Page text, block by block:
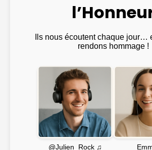
Ils nous écoutent chaque jour…
rendons hommage !
@Julien_Rock ♫